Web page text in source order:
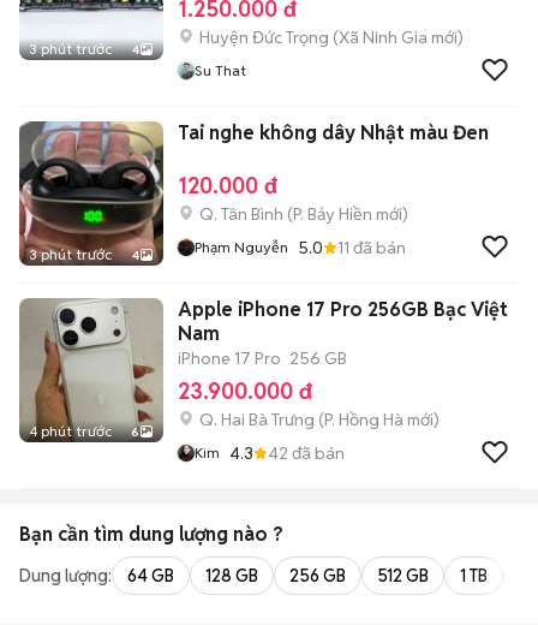
3 phút trước 4
1.250.000 đ
Huyện Đức Trọng (Xã Ninh Gia mới)
Su That
3 phút trước 4
Tai nghe không dây Nhật màu Đen
120.000 đ
Q. Tân Bình (P. Bảy Hiền mới)
Phạm Nguyễn 5.0 11 đã bán
4 phút trước 6
Apple iPhone 17 Pro 256GB Bạc Việt
Nam
iPhone 17 Pro 256 GB
23.900.000 đ
Q. Hai Bà Trưng (P. Hồng Hà mới)
Kim 4.3 42 đã bán
Bạn cần tìm dung lượng nào ?
Dung lượng: 64 GB 128 GB 256 GB 512 GB 1 TB